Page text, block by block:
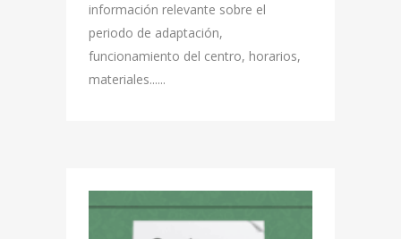
información relevante sobre el
periodo de adaptación,
funcionamiento del centro, horarios,
materiales......